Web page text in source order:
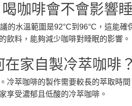
咖啡會不會影響
的水溫範圍是92°C到96°C，這能
飲料，能夠減少咖啡對睡眠的影響。
家自製冷萃咖啡
冷萃咖啡的製作需要較長的萃取時
享受濃郁且低酸的冷萃咖啡。